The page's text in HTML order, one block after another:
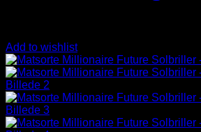
Add to wishlist